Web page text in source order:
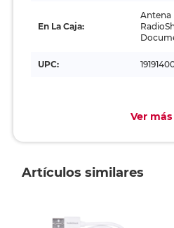
En La Caja:
UPC:
Ver más
Artículos similares